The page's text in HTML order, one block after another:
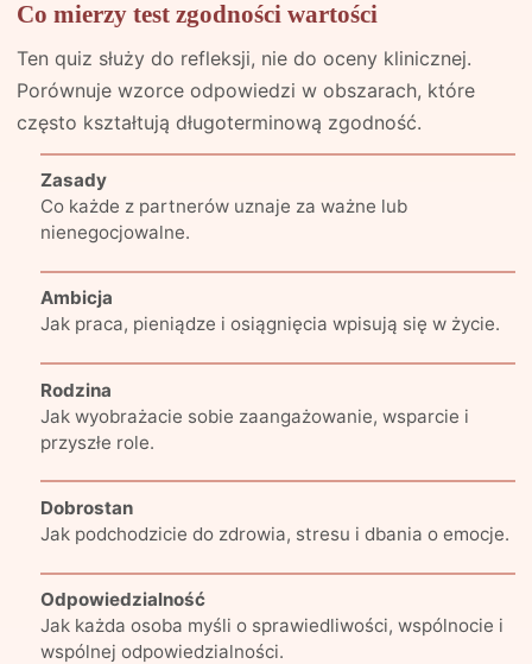
Co mierzy test zgodności wartości
Ten quiz służy do refleksji, nie do oceny klinicznej.
Porównuje wzorce odpowiedzi w obszarach, które
często kształtują długoterminową zgodność.
Zasady
Co każde z partnerów uznaje za ważne lub
nienegocjowalne.
Ambicja
Jak praca, pieniądze i osiągnięcia wpisują się w życie.
Rodzina
Jak wyobrażacie sobie zaangażowanie, wsparcie i
przyszłe role.
Dobrostan
Jak podchodzicie do zdrowia, stresu i dbania o emocje.
Odpowiedzialność
Jak każda osoba myśli o sprawiedliwości, wspólnocie i
wspólnej odpowiedzialności.